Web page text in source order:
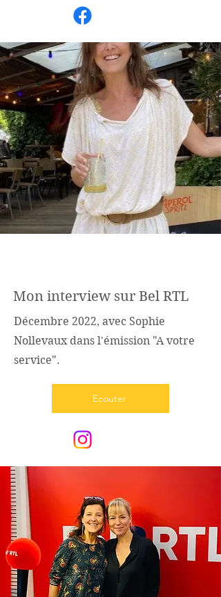
Mon interview sur Bel RTL
Décembre 2022, avec Sophie
Nollevaux dans l'émission "A votre
service".
Ecouter